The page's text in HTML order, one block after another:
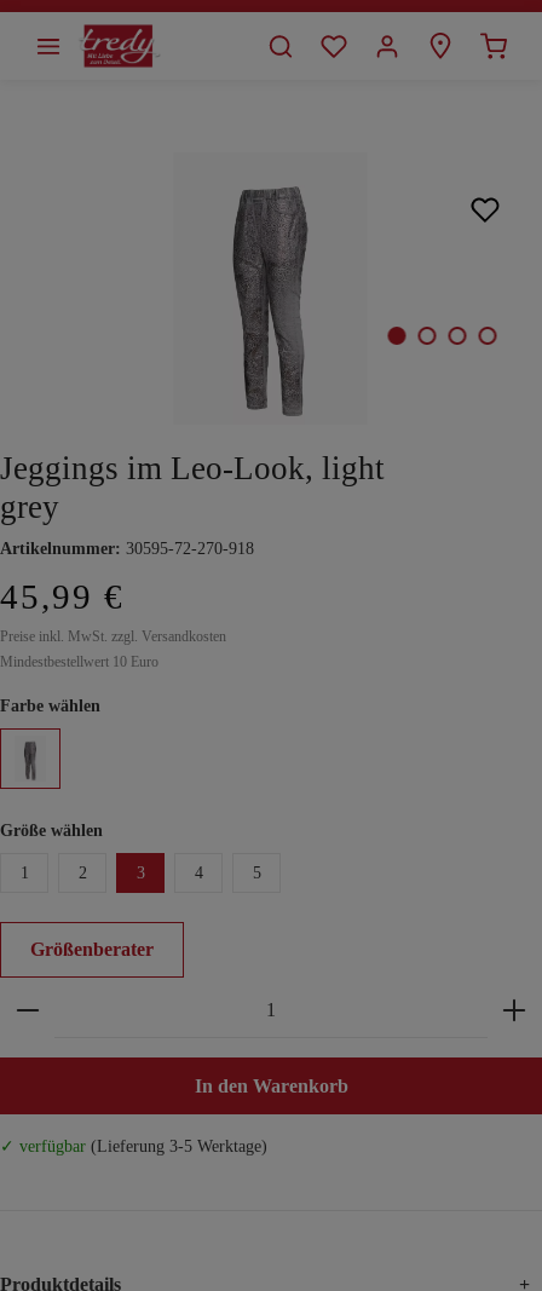
springen
Jeggings im Leo-Look, light
grey
Artikelnummer: 30595-72-270-918
45,99 €
Preise inkl. MwSt. zzgl. Versandkosten
Mindestbestellwert 10 Euro
Farbe wählen
Größe wählen
1 2 3 4 5
Größenberater
Produkt Anzahl: Gib den gewünschten Wert ein
In den Warenkorb
✓ verfügbar (Lieferung 3-5 Werktage)
Produktdetails +